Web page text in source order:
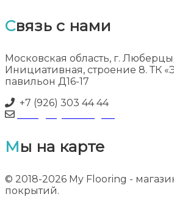
Связь с нами
Московская область, г.
Инициативная, строение 8. ТК
павильон Д16-17
+7 (926) 303 44 44
Мы на карте
© 2018-2026 My Flooring -
покрытий.